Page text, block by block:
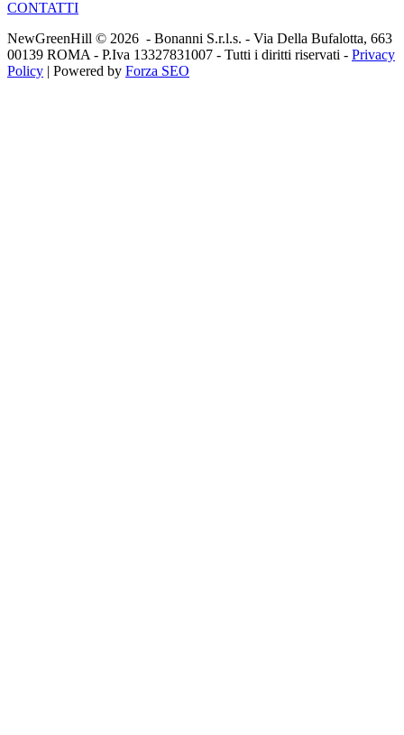
CONTATTI
NewGreenHill © 2026 - Bonanni S.r.l.s. - Via Della Bufalotta, 663
00139 ROMA - P.Iva 13327831007 - Tutti i diritti riservati - Privacy
Policy | Powered by Forza SEO